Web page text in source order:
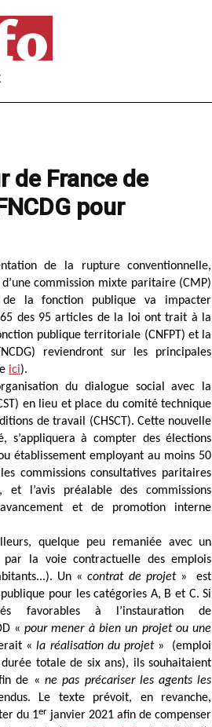
de France de
pour
de la rupture conventionnelle,
commission mixte paritaire (CMP)
la fonction publique va impacter
des 95 articles de la loi ont trait à la
publique territoriale (CNFPT) et la
reviendront sur les principales
ici).
du dialogue social avec la
en lieu et place du comité technique
de travail (CHSCT). Cette nouvelle
à compter des élections
établissement employant au moins 50
commissions consultatives paritaires
l’avis préalable des commissions
et de promotion interne
quelque peu remaniée avec un
la voie contractuelle des emplois
Un «contrat de projet » est
pour les catégories A, B et C. Si
favorables à l’instauration de
«pour mener à bien un projet ou une
«la réalisation du projet» (emploi
totale de six ans), ils souhaitaient
de « ne pas précariser les agents les
Le texte prévoit, en revanche,
du 1er janvier 2021 afin de compenser